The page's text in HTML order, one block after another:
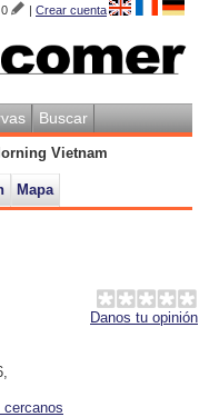
0 | Crear cuenta
Buscar
Vietnam
Mapa
Danos tu opinión
cercanos